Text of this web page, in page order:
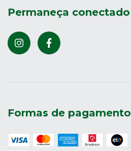
Permaneça conectado
Formas de pagamento